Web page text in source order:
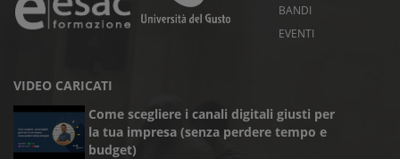
BANDI
EVENTI
VIDEO CARICATI
Come scegliere i canali digitali giusti per
la tua impresa (senza perdere tempo e
budget)